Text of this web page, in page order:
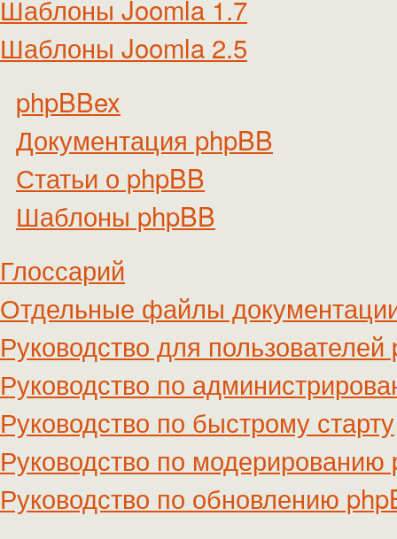
Шаблоны Joomla 1.7
Шаблоны Joomla 2.5
phpBBex
Документация phpBB
Статьи о phpBB
Шаблоны phpBB
Глоссарий
Отдельные файлы
Руководство для пользователей
Руководство по
Руководство по быстрому старту
Руководство по модерированию
Руководство по обновлению